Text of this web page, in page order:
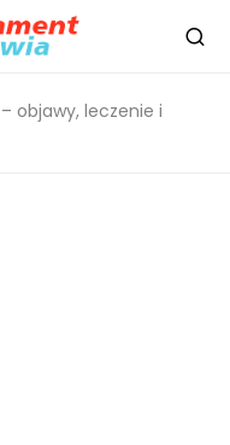
objawy, leczenie i